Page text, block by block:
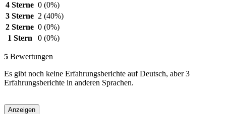
4 Sterne 0 (0%)
3 Sterne 2 (40%)
2 Sterne 0 (0%)
1 Stern
0 (0%)
5 Bewertungen
Es gibt noch keine Erfahrungsberichte auf Deutsch, aber 3
Erfahrungsberichte in anderen Sprachen.
Anzeigen